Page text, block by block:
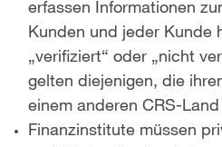
erfassen Informationen
Kunden und jeder Kunde
„verifiziert“ oder „nicht
gelten diejenigen, die
einem anderen CRS-
Finanzinstitute müssen